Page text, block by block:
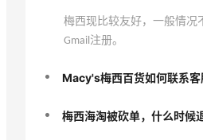
梅西现比较友好，一般情况
Gmail注册。
Macy's梅西百货如何联系客
梅西海淘被砍单，什么时候